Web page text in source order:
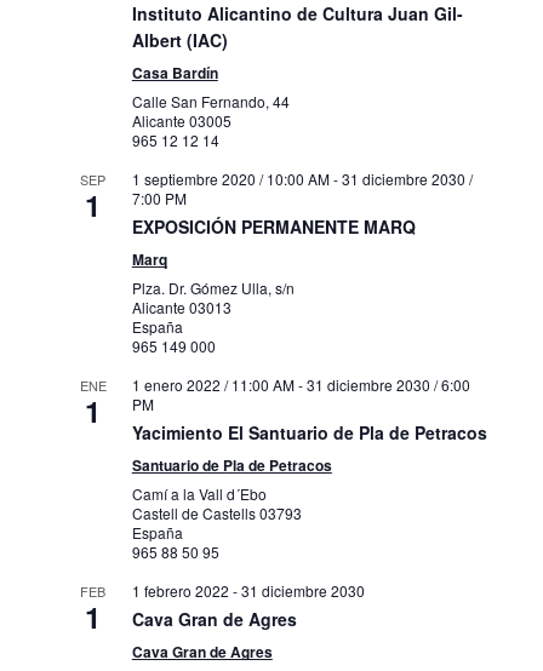
Instituto Alicantino de Cultura Juan Gil-
Albert (IAC)
Casa Bardín
Calle San Fernando, 44
Alicante 03005
965 12 12 14
SEP
1
1 septiembre 2020 / 10:00 AM-31 diciembre 2030 /
7:00 PM
EXPOSICIÓN PERMANENTE MARQ
Marq
Plza. Dr. Gómez Ulla, s/n
Alicante 03013
España
965 149 000
ENE
1
1 enero 2022 / 11:00 AM-31 diciembre 2030 / 6:00
PM
Yacimiento El Santuario de Pla de Petracos
Santuario de Pla de Petracos
Camí a la Vall d´Ebo
Castell de Castells03793
España
965 88 50 95
FEB
1
1 febrero 2022 -31 diciembre 2030
Cava Gran de Agres
Cava Gran de Agres